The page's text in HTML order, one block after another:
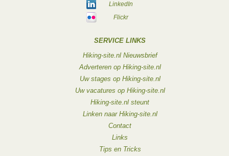
LinkedIn
Flickr
SERVICE LINKS
Hiking-site.nl Nieuwsbrief
Adverteren op Hiking-site.nl
Uw stages op Hiking-site.nl
Uw vacatures op Hiking-site.nl
Hiking-site.nl steunt
Linken naar Hiking-site.nl
Contact
Links
Tips en Tricks